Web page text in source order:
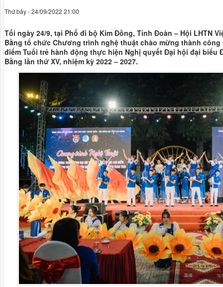
Thứ bảy - 24/09/2022 21:00
Tối ngày 24/9, tại Phố đi bộ Kim Đồng, Tỉnh Đoàn – Hội LHTN
Bằng tổ chức Chương trình nghệ thuật chào mừng thành
điểm Tuổi trẻ hành động thực hiện Nghị quyết Đại hội đại biểu
Bằng lần thứ XV, nhiệm kỳ 2022 – 2027.